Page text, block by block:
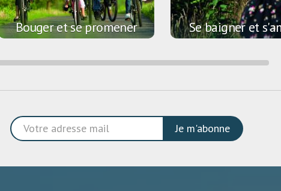
Bouger et se promener Se baigner et
Je m'abonne